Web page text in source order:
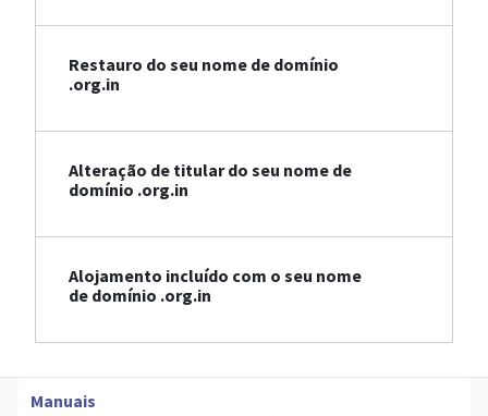
Restauro do seu nome de domínio
.org.in
Alteração de titular do seu nome de
domínio .org.in
Alojamento incluído com o seu nome
de domínio .org.in
Manuais